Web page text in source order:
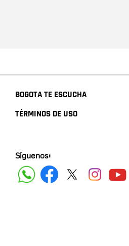
BOGOTA TE ESCUCHA
TÉRMINOS DE USO
Síguenos: